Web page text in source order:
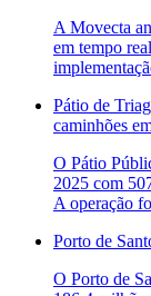
A Movecta
em tempo
Pátio de
caminhões
O Pátio
2025 com
A operação
Porto de
O Porto de